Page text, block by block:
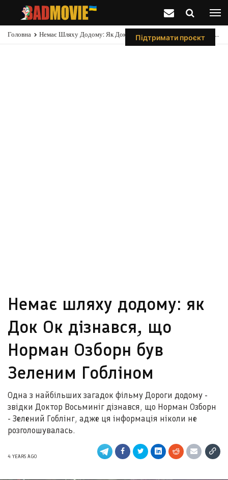
Підтримати проєкт
Головна Немає Шляху Додому: Як Док Ок Дізнався, Що Норман Озборн Був Зеленим Гобліном
Немає шляху додому: як
Док Ок дізнався, що
Норман Озборн був
Зеленим Гобліном
Одна з найбільших загадок фільму Дороги додому -
звідки Доктор Восьминіг дізнався, що Норман Озборн
- Зелений Гоблінг, адже ця інформація ніколи не
розголошувалась.
4 YEARS AGO